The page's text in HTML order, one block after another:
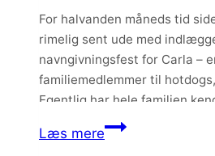
vores
juleplaner
og
intentioner
det
For halvanden måneds tid
rimelig sent ude med
navngivningsfest for Carla –
familiemedlemmer til
Egentlig har hele familien
længe, men vi synes alligevel
en…
Læs mereNavngivningsfest